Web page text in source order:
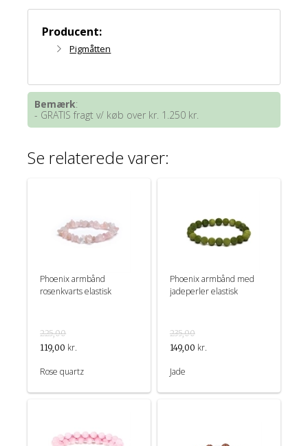
Producent:
Pigmåtten
Bemærk:
- GRATIS fragt v/ køb over kr. 1.250 kr.
Se relaterede varer:
Phoenix armbånd
rosenkvarts elastisk
225,00
119,00 kr.
Rose quartz
Phoenix armbånd med
jadeperler elastisk
235,00
149,00 kr.
Jade